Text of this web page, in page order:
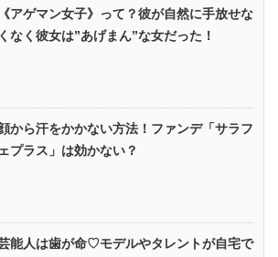
《アゲマン女子》って？彼が自然に手放せな
くなく彼女は”あげまん”な女だった！
から汗をかかない方法！ファンデ「サラフ
ェプラス」は効かない？
能人は歯が命♡モデルやタレントが自宅で